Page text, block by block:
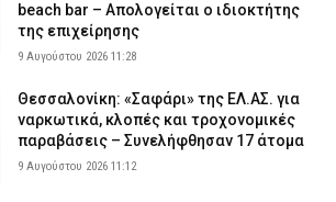
beach bar – Απολογείται ο ιδιοκτήτης
της επιχείρησης
9 Αυγούστου 2026 11:28
Θεσσαλονίκη: «Σαφάρι» της ΕΛ.ΑΣ. για
ναρκωτικά, κλοπές και τροχονομικές
παραβάσεις – Συνελήφθησαν 17 άτομα
9 Αυγούστου 2026 11:12